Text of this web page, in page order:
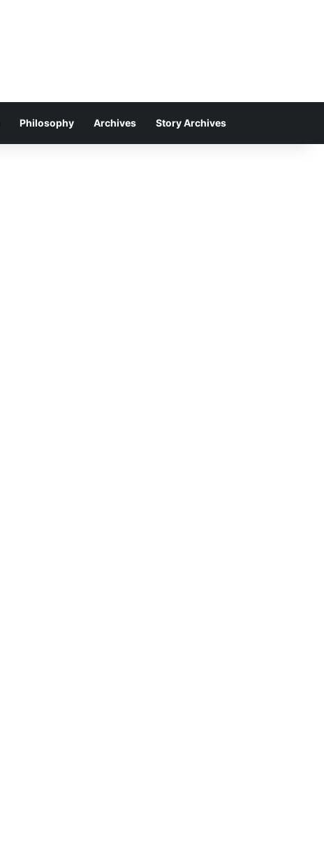
Philosophy Archives Story Archives